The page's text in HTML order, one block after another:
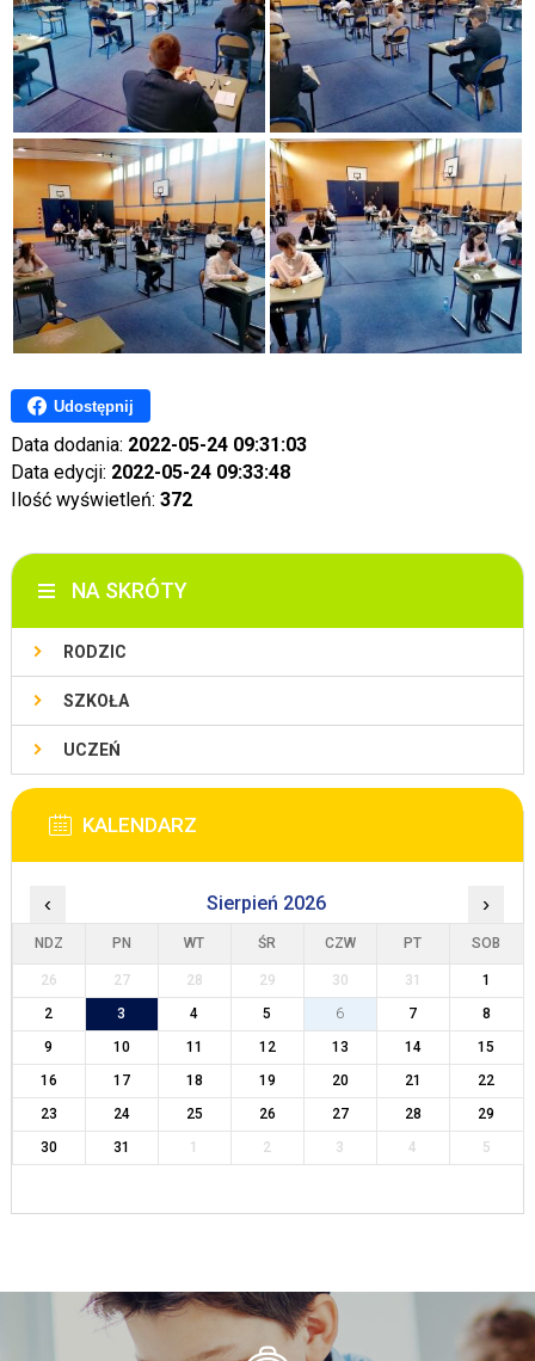
Udostępnij
Data dodania: 2022-05-24 09:31:03
Data edycji: 2022-05-24 09:33:48
Ilość wyświetleń: 372
NA SKRÓTY
RODZIC
SZKOŁA
UCZEŃ
KALENDARZ
‹ Sierpień 2026 ›
NDZ PN WT ŚR CZW PT SOB
26 27 28 29 30 31
1
2
3 4 5 6 7
8
9
10 11 12 13 14
15
16
17 18 19 20 21
22
23
24 25 26 27 28
29
30
31 1 2 3 4 5